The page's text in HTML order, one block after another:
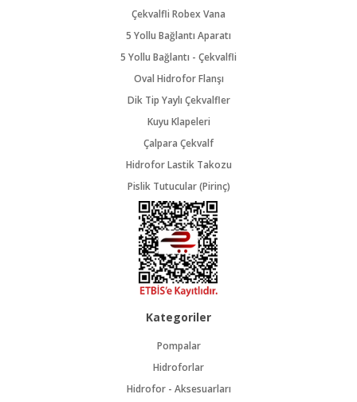
Çekvalfli Robex Vana
5 Yollu Bağlantı Aparatı
5 Yollu Bağlantı - Çekvalfli
Oval Hidrofor Flanşı
Dik Tip Yaylı Çekvalfler
Kuyu Klapeleri
Çalpara Çekvalf
Hidrofor Lastik Takozu
Pislik Tutucular (Pirinç)
Kategoriler
Pompalar
Hidroforlar
Hidrofor - Aksesuarları